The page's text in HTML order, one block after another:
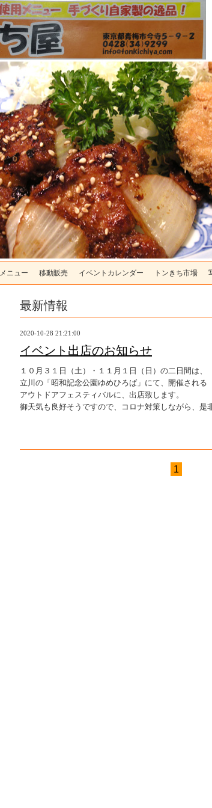
メニュー 移動販売 イベントカレンダー トンきち市場
最新情報
2020-10-28 21:21:00
イベント出店のお知らせ
１０月３１日（土）・１１月１日（日）の二日間は、
立川の「昭和記念公園ゆめひろば」にて、開催される
アウトドアフェスティバルに、出店致します。
御天気も良好そうですので、コロナ対策しながら、是
1